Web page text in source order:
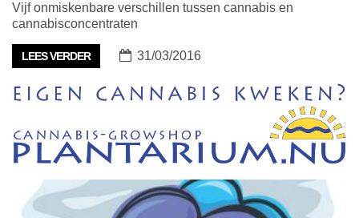
Vijf onmiskenbare verschillen tussen cannabis en
cannabisconcentraten
LEES VERDER 31/03/2016